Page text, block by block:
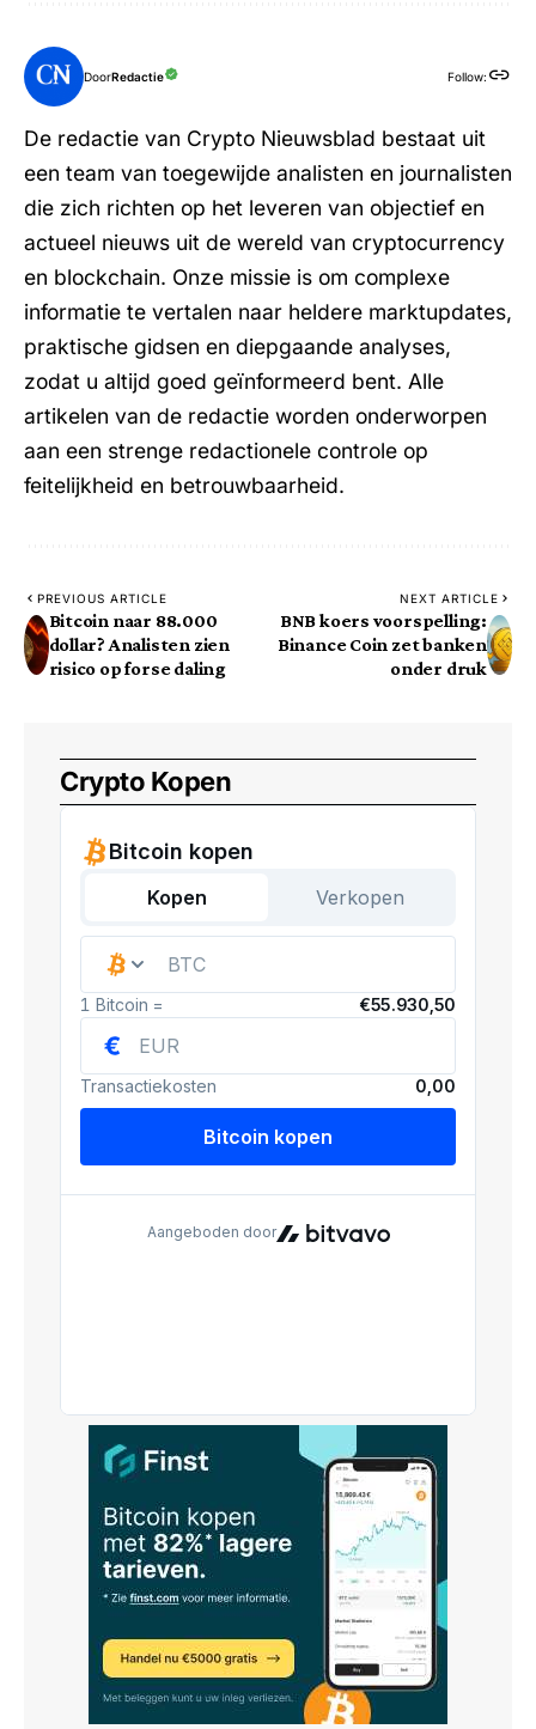
DoorRedactie Follow:
De redactie van Crypto Nieuwsblad bestaat uit
een team van toegewijde analisten en journalisten
die zich richten op het leveren van objectief en
actueel nieuws uit de wereld van cryptocurrency
en blockchain. Onze missie is om complexe
informatie te vertalen naar heldere marktupdates,
praktische gidsen en diepgaande analyses,
zodat u altijd goed geïnformeerd bent. Alle
artikelen van de redactie worden onderworpen
aan een strenge redactionele controle op
feitelijkheid en betrouwbaarheid.
PREVIOUS ARTICLE
Bitcoin naar 88.000
dollar? Analisten zien
risico op forse daling
NEXT ARTICLE
BNB koers voorspelling:
Binance Coin zet banken
onder druk
Crypto Kopen